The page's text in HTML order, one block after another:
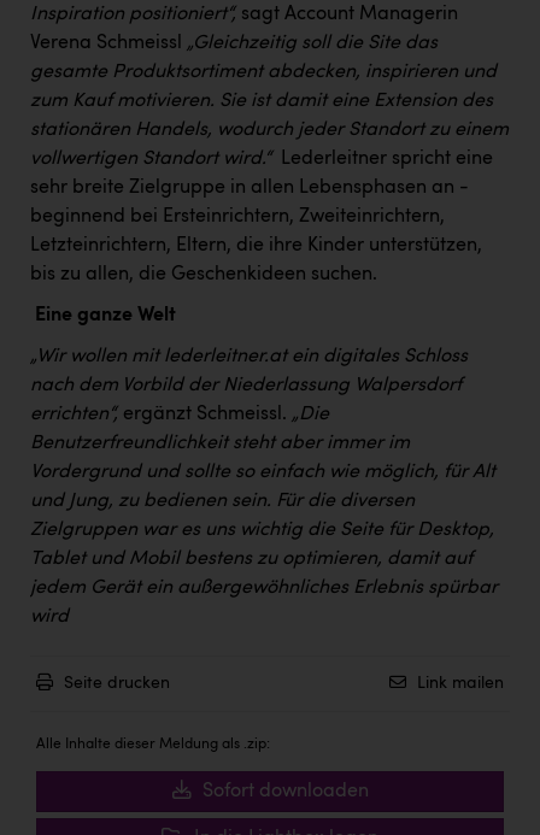
Ruderclub Wels
SCRI - Salzburg Cancer Research Institute
SCHMACHTL GmbH
Schwingshandl - automation technology gmbh
Seher + Partner
Smurfit Westrock Nettingsdorf
TGW Logistics
TRAILOMAT & Cycling Austria
VERITAS
Vier Diamanten
Vorlagenportal
Wir besiegen Krebs
Wirtschaftskammer OÖ
z.l.ö.
Österreichisches Hebammengremium
Inspiration positioniert“, sagt Account Managerin
Verena Schmeissl „Gleichzeitig soll die Site das
gesamte Produktsortiment abdecken, inspirieren und
zum Kauf motivieren. Sie ist damit eine Extension des
stationären Handels, wodurch jeder Standort zu einem
vollwertigen Standort wird.“
Lederleitner spricht eine
sehr breite Zielgruppe in allen Lebensphasen an -
beginnend bei Ersteinrichtern, Zweiteinrichtern,
Letzteinrichtern, Eltern, die ihre Kinder unterstützen,
bis zu allen, die Geschenkideen suchen.
Eine ganze Welt
„Wir wollen mit lederleitner.at ein digitales Schloss
nach dem Vorbild der Niederlassung Walpersdorf
errichten“, ergänzt Schmeissl. „Die
Benutzerfreundlichkeit steht aber immer im
Vordergrund und sollte so einfach wie möglich, für Alt
und Jung, zu bedienen sein. Für die diversen
Zielgruppen war es uns wichtig die Seite für Desktop,
Tablet und Mobil bestens zu optimieren, damit auf
jedem Gerät ein außergewöhnliches Erlebnis spürbar
wird
Seite drucken Link mailen
Alle Inhalte dieser Meldung als .zip:
Sofort downloaden